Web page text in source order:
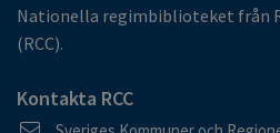
Nationella regimbiblioteket från
(RCC).
Kontakta RCC